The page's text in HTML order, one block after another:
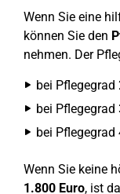
Wenn Sie eine
können Sie den
nehmen. Der
bei Pflegegrad
bei Pflegegrad
bei Pflegegrad
Wenn Sie keine
1.800 Euro, ist